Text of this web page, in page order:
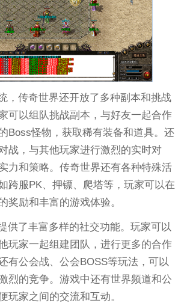
，传奇世界还开放了多种副本和挑战
可以组队挑战副本，与好友一起合作
Boss怪物，获取稀有装备和道具。还
战，与其他玩家进行激烈的实时对
力和策略。传奇世界还有各种特殊活
跨服PK、押镖、爬塔等，玩家可以在
奖励和丰富的游戏体验。
供了丰富多样的社交功能。玩家可以
玩家一起组建团队，进行更多的合作
有公会战、公会BOSS等玩法，可以
烈的竞争。游戏中还有世界频道和公
玩家之间的交流和互动。